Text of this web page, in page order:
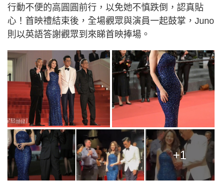
行動不便的高圓圓前行，以免她不慎跌倒，認真貼
心！首映禮結束後，全場觀眾與演員一起鼓掌，Juno
則以英語答謝觀眾到來睇首映捧場。
+1